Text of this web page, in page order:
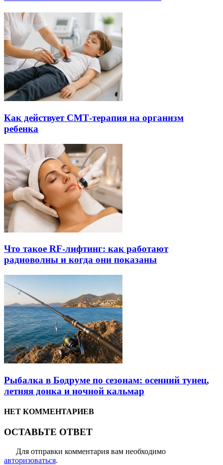
Как действует СМТ-терапия на организм
ребенка
Что такое RF-лифтинг: как работают
радиоволны и когда они показаны
Рыбалка в Бодруме по сезонам: осенний тунец,
летняя донка и ночной кальмар
НЕТ КОММЕНТАРИЕВ
ОСТАВЬТЕ ОТВЕТ
Для отправки комментария вам необходимо
авторизоваться.